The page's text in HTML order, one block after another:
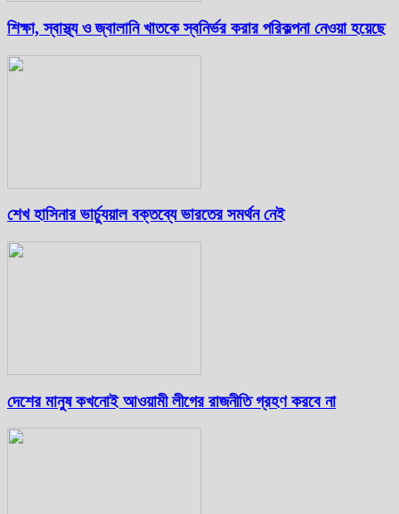
শিক্ষা, স্বাস্থ্য ও জ্বালানি খাতকে স্বনির্ভর করার পরিকল্পনা নেওয়া হয়েছে
শেখ হাসিনার ভার্চ্যুয়াল বক্তব্যে ভারতের সমর্থন নেই
দেশের মানুষ কখনোই আওয়ামী লীগের রাজনীতি গ্রহণ করবে না